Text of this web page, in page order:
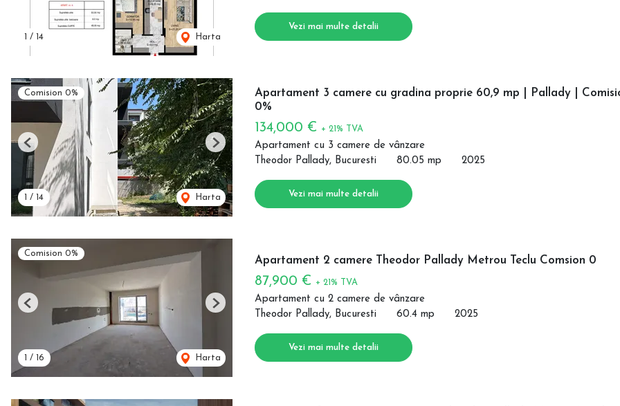
1 / 14 Harta
Vezi mai multe detalii
Comision 0%
1 / 14 Harta
Previous Next
Apartament 3 camere cu gradina proprie 60,9 mp | Pallady |
0%
134,000 € + 21% TVA
Apartament cu 3 camere de vânzare
Theodor Pallady, Bucuresti
80.05 mp 2025
Vezi mai multe detalii
Comision 0%
1 / 16 Harta
Previous Next
Apartament 2 camere Theodor Pallady Metrou Teclu Comsion 0
87,900 € + 21% TVA
Apartament cu 2 camere de vânzare
Theodor Pallady, Bucuresti
60.4 mp 2025
Vezi mai multe detalii